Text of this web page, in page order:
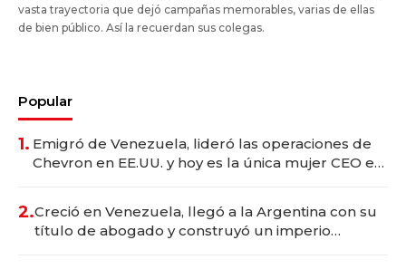
vasta trayectoria que dejó campañas memorables, varias de ellas
de bien público. Así la recuerdan sus colegas.
Popular
1. Emigró de Venezuela, lideró las operaciones de
Chevron en EE.UU. y hoy es la única mujer CEO en
2.Creció en Venezuela, llegó a la Argentina con su
título de abogado y construyó un imperio